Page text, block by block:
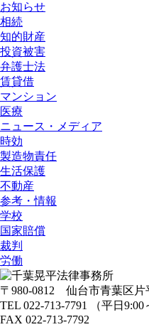
お知らせ
相続
知的財産
投資被害
弁護士法
賃貸借
マンション
医療
ニュース・メディア
時効
製造物責任
生活保護
不動産
参考・情報
学校
国家賠償
裁判
労働
〒980-0812 仙台市青葉区片
TEL 022-713-7791 （平日9:00
FAX 022-713-7792